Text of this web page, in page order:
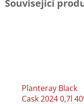
Související
Planteray Black
Cask 2024 0,7l